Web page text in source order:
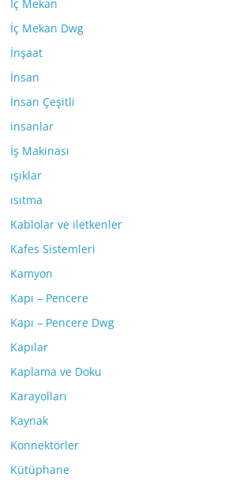
İç Mekan
İç Mekan Dwg
İnşaat
İnsan
İnsan Çeşitli
insanlar
İş Makinası
ışıklar
ısıtma
Kablolar ve iletkenler
Kafes Sistemleri
Kamyon
Kapı – Pencere
Kapı – Pencere Dwg
Kapılar
Kaplama ve Doku
Karayolları
Kaynak
Konnektörler
Kütüphane